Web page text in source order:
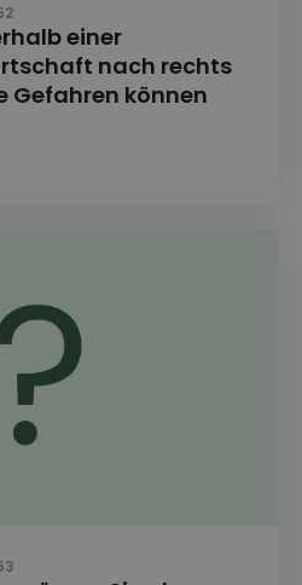
einer
nach rechts
Gefahren können